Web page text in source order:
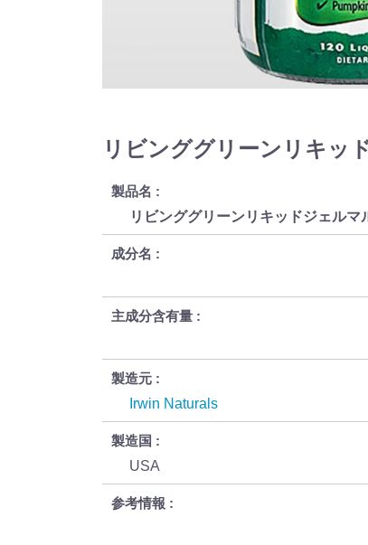
リビンググリーンリキッ
製品名
リビンググリーンリキッドジェルマ
成分名
主成分含有量
製造元
Irwin Naturals
製造国
USA
参考情報